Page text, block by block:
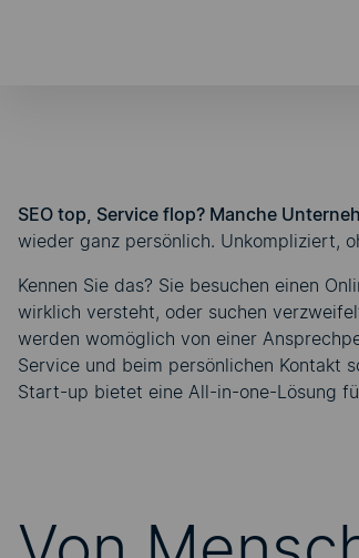
SEO top, Service flop? Manche
wieder ganz persönlich. Unkompliziert,
Kennen Sie das? Sie besuchen einen
wirklich versteht, oder suchen
werden womöglich von einer
Service und beim persönlichen Kontakt
Start-up bietet eine All-in-one-Lösung